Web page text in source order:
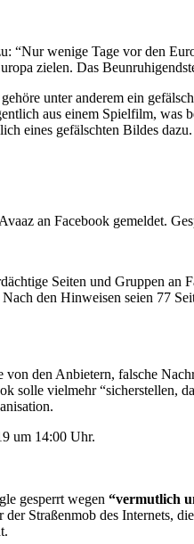
“Nur wenige Tage vor den
zielen. Das
unter anderem ein
aus einem Spielfilm,
eines gefälschten Bildes dazu.
an Facebook gemeldet.
Seiten und Gruppen
den Hinweisen seien 77
den Anbietern, falsche
solle vielmehr
um 14:00 Uhr.
gesperrt wegen “vermutlich
Straßenmob des